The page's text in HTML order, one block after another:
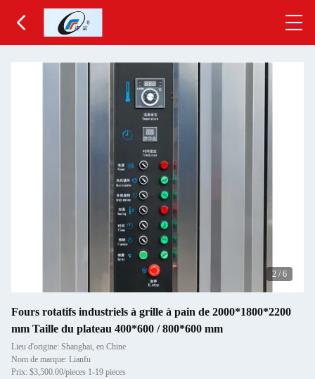
2 / 6
Fours rotatifs industriels à grille à pain de 2000*1800*2200
mm Taille du plateau 400*600 / 800*600 mm
Lieu d'origine: Shanghai, en Chine
Nom de marque: Lianfu
Prix: $3,500.00/pieces 1-19 pieces